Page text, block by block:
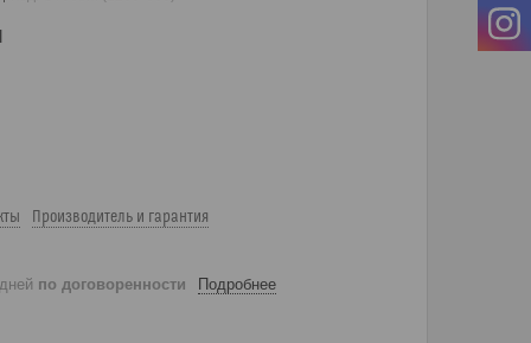
Производитель и гарантия
по договоренности Подробнее